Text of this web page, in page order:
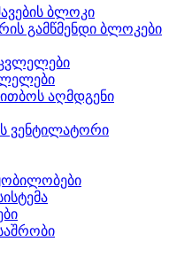
ბლოკი
გამწმენდი ბლოკები
აღმდგენი
ვენტილატორი